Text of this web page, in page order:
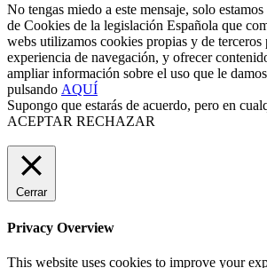
No tengas miedo a este mensaje, solo
de Cookies de la legislación Española que
webs utilizamos cookies propias y de terceros
experiencia de navegación, y ofrecer
ampliar información sobre el uso que le
pulsando AQUÍ
Supongo que estarás de acuerdo, pero en
ACEPTAR RECHAZAR
Cerrar
Privacy Overview
This website uses cookies to improve your